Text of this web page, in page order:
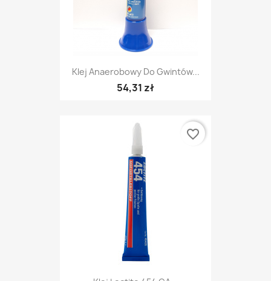
Klej Anaerobowy Do Gwintów...
54,31 zł
favorite_border